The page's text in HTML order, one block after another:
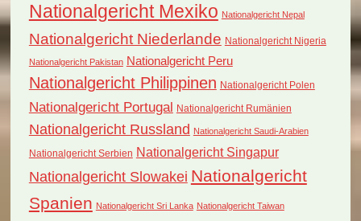
Nationalgericht Mexiko Nationalgericht Nepal
Nationalgericht Niederlande Nationalgericht Nigeria
Nationalgericht Pakistan Nationalgericht Peru
Nationalgericht Philippinen Nationalgericht Polen
Nationalgericht Portugal Nationalgericht Rumänien
Nationalgericht Russland Nationalgericht Saudi-Arabien
Nationalgericht Serbien Nationalgericht Singapur
Nationalgericht Slowakei Nationalgericht
Spanien Nationalgericht Sri Lanka Nationalgericht Taiwan